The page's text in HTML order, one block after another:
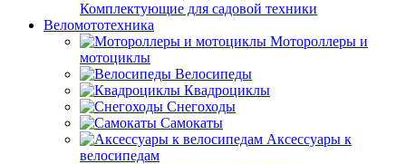
Комплектующие для садовой техники
Веломототехника
Мотороллеры и
мотоциклы
Велосипеды
Квадроциклы
Снегоходы
Самокаты
Аксессуары к
велосипедам